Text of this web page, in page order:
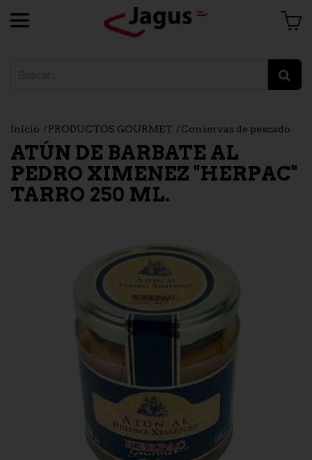
Inicio PRODUCTOS GOURMET Conservas de pescado
ATÚN DE BARBATE AL
PEDRO XIMENEZ "HERPAC"
TARRO 250 ML.